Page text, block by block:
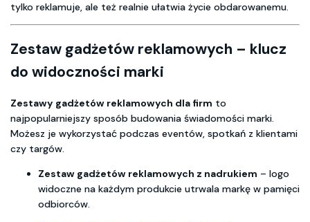
tylko reklamuje, ale też realnie ułatwia życie obdarowanemu.
Zestaw gadżetów reklamowych – klucz
do widoczności marki
Zestawy gadżetów reklamowych dla firm to
najpopularniejszy sposób budowania świadomości marki.
Możesz je wykorzystać podczas eventów, spotkań z klientami
czy targów.
Zestaw gadżetów reklamowych z nadrukiem – logo
widoczne na każdym produkcie utrwala markę w pamięci
odbiorców.